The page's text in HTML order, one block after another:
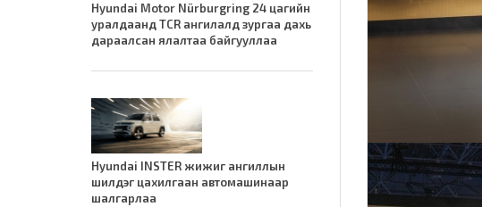
Hyundai Motor Nürburgring 24 цагийн
уралдаанд TCR ангилалд зургаа дахь
дараалсан ялалтаа байгууллаа
Hyundai INSTER жижиг ангиллын
шилдэг цахилгаан автомашинаар
шалгарлаа